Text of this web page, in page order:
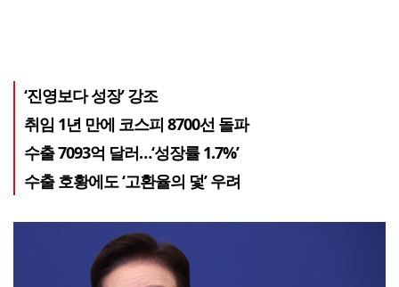
‘진영보다 성장’ 강조
취임 1년 만에 코스피 8700선 돌파
수출 7093억 달러…‘성장률 1.7%’
수출 호황에도 ‘고환율의 덫’ 우려